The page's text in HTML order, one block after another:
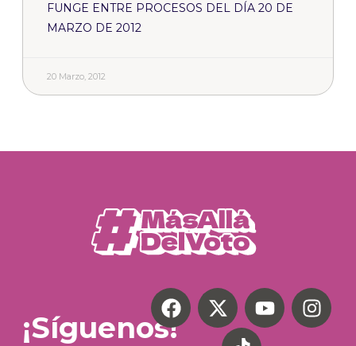
FUNGE ENTRE PROCESOS DEL DÍA 20 DE
MARZO DE 2012
20 Marzo, 2012
¡Síguenos!